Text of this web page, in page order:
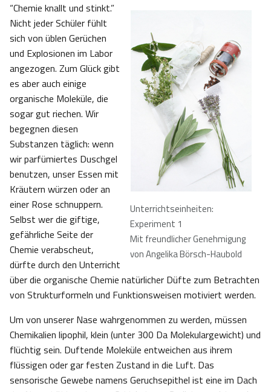
Unterrichtseinheiten:
Experiment 1
Mit freundlicher Genehmigung
von Angelika Börsch-Haubold
“Chemie knallt und stinkt.”
Nicht jeder Schüler fühlt
sich von üblen Gerüchen
und Explosionen im Labor
angezogen. Zum Glück gibt
es aber auch einige
organische Moleküle, die
sogar gut riechen. Wir
begegnen diesen
Substanzen täglich: wenn
wir parfümiertes Duschgel
benutzen, unser Essen mit
Kräutern würzen oder an
einer Rose schnuppern.
Selbst wer die giftige,
gefährliche Seite der
Chemie verabscheut,
dürfte durch den Unterricht
über die organische Chemie natürlicher Düfte zum Betrachten
von Strukturformeln und Funktionsweisen motiviert werden.
Um von unserer Nase wahrgenommen zu werden, müssen
Chemikalien lipophil, klein (unter 300 Da Molekulargewicht) und
flüchtig sein. Duftende Moleküle entweichen aus ihrem
flüssigen oder gar festen Zustand in die Luft. Das
sensorische Gewebe namens Geruchsepithel ist eine im Dach